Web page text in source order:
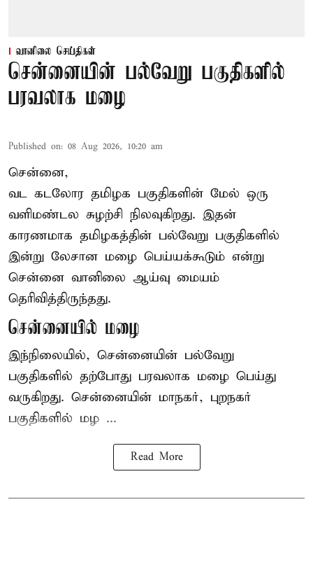
வானிலை செய்திகள்
சென்னையின் பல்வேறு பகுதிகளில்
பரவலாக மழை
Published on: 08 Aug 2026, 10:20 am
சென்னை,
வட கடலோர தமிழக பகுதிகளின் மேல் ஒரு
வளிமண்டல சுழற்சி நிலவுகிறது. இதன்
காரணமாக தமிழகத்தின் பல்வேறு பகுதிகளில்
இன்று லேசான மழை பெய்யக்கூடும் என்று
சென்னை வானிலை ஆய்வு மையம்
தெரிவித்திருந்தது.
சென்னையில் மழை
இந்நிலையில், சென்னையின் பல்வேறு
பகுதிகளில் தற்போது பரவலாக மழை பெய்து
வருகிறது. சென்னையின் மாநகர், புறநகர்
பகுதிகளில் மழ ...
Read More